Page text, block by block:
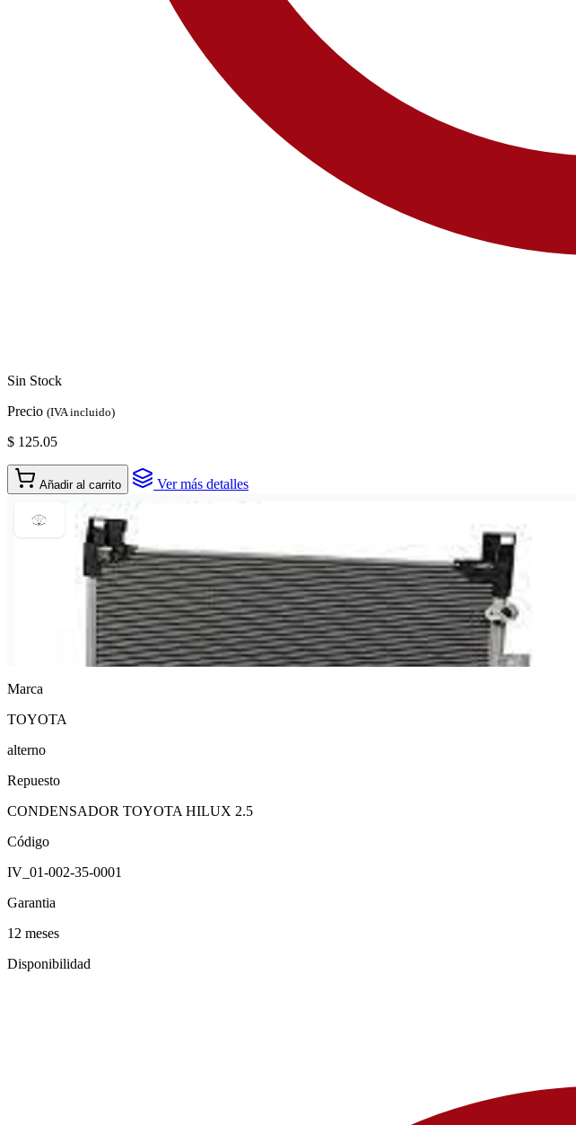
Sin Stock
Precio (IVA incluido)
$ 125.05
Añadir al carrito Ver más detalles
Marca
TOYOTA
alterno
Repuesto
CONDENSADOR TOYOTA HILUX 2.5
Código
IV_01-002-35-0001
Garantia
12 meses
Disponibilidad